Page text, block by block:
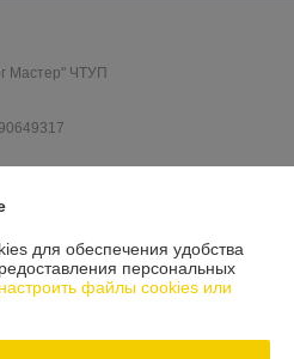
Мастер" ЧТУП
Октябрьского района
для обеспечения удобства
персональных
файлы cookies или